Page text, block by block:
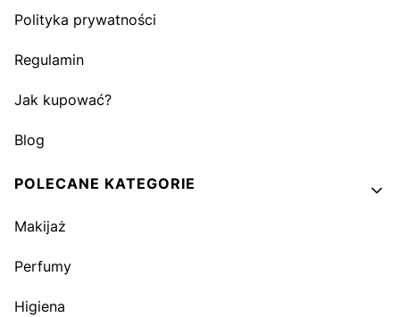
Polityka prywatności
Regulamin
Jak kupować?
Blog
POLECANE KATEGORIE
Makijaż
Perfumy
Higiena